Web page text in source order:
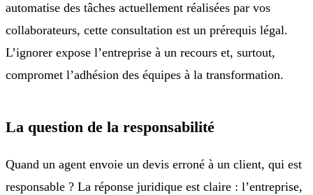
automatise des tâches actuellement réalisées par vos
collaborateurs, cette consultation est un prérequis légal.
L’ignorer expose l’entreprise à un recours et, surtout,
compromet l’adhésion des équipes à la transformation.
La question de la responsabilité
Quand un agent envoie un devis erroné à un client, qui est
responsable ? La réponse juridique est claire : l’entreprise,